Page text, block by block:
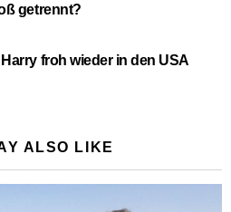
getrennt?
froh wieder in den USA
ALSO LIKE